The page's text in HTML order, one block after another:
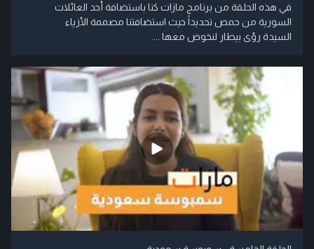
في هذه الحلقة من برنامج مازات كنا باستضافة أحد العائلات
السورية من حمص تحديداً حيث استضافتنا مصممة الأزياء
السيدة رؤى بيطار لنخوض معها ....